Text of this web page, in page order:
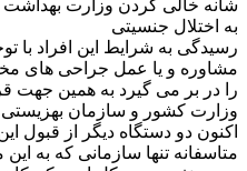
شانه خالی كردن وزارت بهداشت
به اختلال جنسیتی
رسیدگی به شرایط این افراد با
مشاوره و یا عمل جراحی های
وزارت کشور و سازمان بهزیستی
اكنون دو دستگاه دیگر از قبول
متاسفانه تنها سازمانی که به